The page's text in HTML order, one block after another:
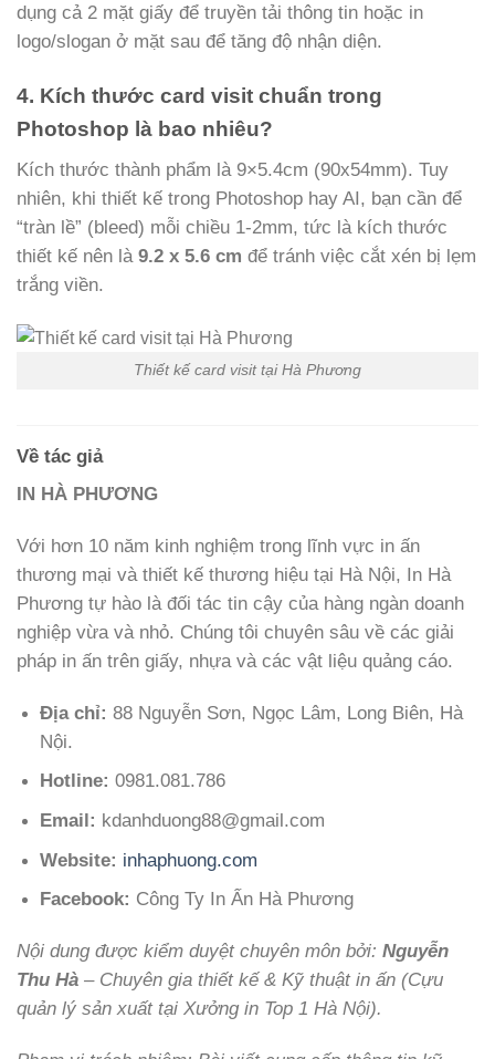
dụng cả 2 mặt giấy để truyền tải thông tin hoặc in
logo/slogan ở mặt sau để tăng độ nhận diện.
4. Kích thước card visit chuẩn trong
Photoshop là bao nhiêu?
Kích thước thành phẩm là 9×5.4cm (90x54mm). Tuy
nhiên, khi thiết kế trong Photoshop hay AI, bạn cần để
“tràn lề” (bleed) mỗi chiều 1-2mm, tức là kích thước
thiết kế nên là 9.2 x 5.6 cm để tránh việc cắt xén bị lẹm
trắng viền.
Thiết kế card visit tại Hà Phương
Về tác giả
IN HÀ PHƯƠNG
Với hơn 10 năm kinh nghiệm trong lĩnh vực in ấn
thương mại và thiết kế thương hiệu tại Hà Nội, In Hà
Phương tự hào là đối tác tin cậy của hàng ngàn doanh
nghiệp vừa và nhỏ. Chúng tôi chuyên sâu về các giải
pháp in ấn trên giấy, nhựa và các vật liệu quảng cáo.
Địa chỉ: 88 Nguyễn Sơn, Ngọc Lâm, Long Biên, Hà
Nội.
Hotline: 0981.081.786
Email: kdanhduong88@gmail.com
Website: inhaphuong.com
Facebook: Công Ty In Ấn Hà Phương
Nội dung được kiểm duyệt chuyên môn bởi: Nguyễn
Thu Hà – Chuyên gia thiết kế & Kỹ thuật in ấn (Cựu
quản lý sản xuất tại Xưởng in Top 1 Hà Nội).